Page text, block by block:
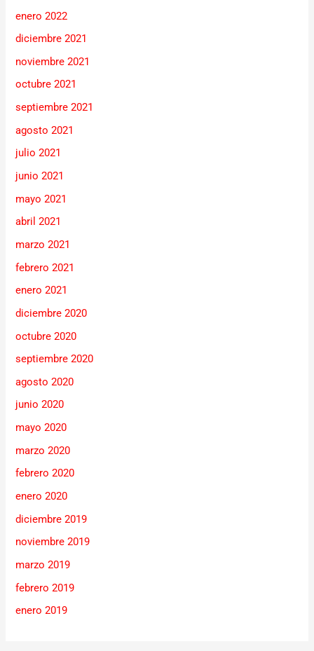
enero 2022
diciembre 2021
noviembre 2021
octubre 2021
septiembre 2021
agosto 2021
julio 2021
junio 2021
mayo 2021
abril 2021
marzo 2021
febrero 2021
enero 2021
diciembre 2020
octubre 2020
septiembre 2020
agosto 2020
junio 2020
mayo 2020
marzo 2020
febrero 2020
enero 2020
diciembre 2019
noviembre 2019
marzo 2019
febrero 2019
enero 2019